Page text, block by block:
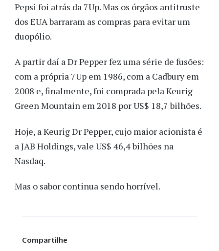
Pepsi foi atrás da 7Up. Mas os órgãos antitruste
dos EUA barraram as compras para evitar um
duopólio.
A partir daí a Dr Pepper fez uma série de fusões:
com a própria 7Up em 1986, com a Cadbury em
2008 e, finalmente, foi comprada pela Keurig
Green Mountain em 2018 por US$ 18,7 bilhões.
Hoje, a Keurig Dr Pepper, cujo maior acionista é
a JAB Holdings, vale US$ 46,4 bilhões na
Nasdaq.
Mas o sabor continua sendo horrível.
Compartilhe